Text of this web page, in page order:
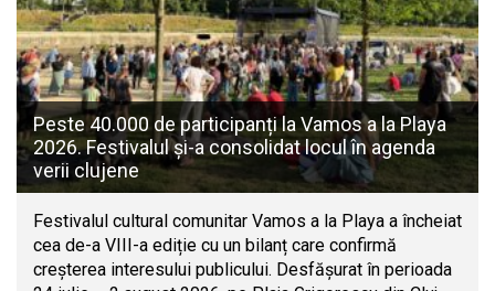
Peste 40.000 de participanți la Vamos a la Playa
2026. Festivalul și-a consolidat locul în agenda
verii clujene
Festivalul cultural comunitar Vamos a la Playa a încheiat
cea de-a VIII-a ediție cu un bilanț care confirmă
creșterea interesului publicului. Desfășurat în perioada